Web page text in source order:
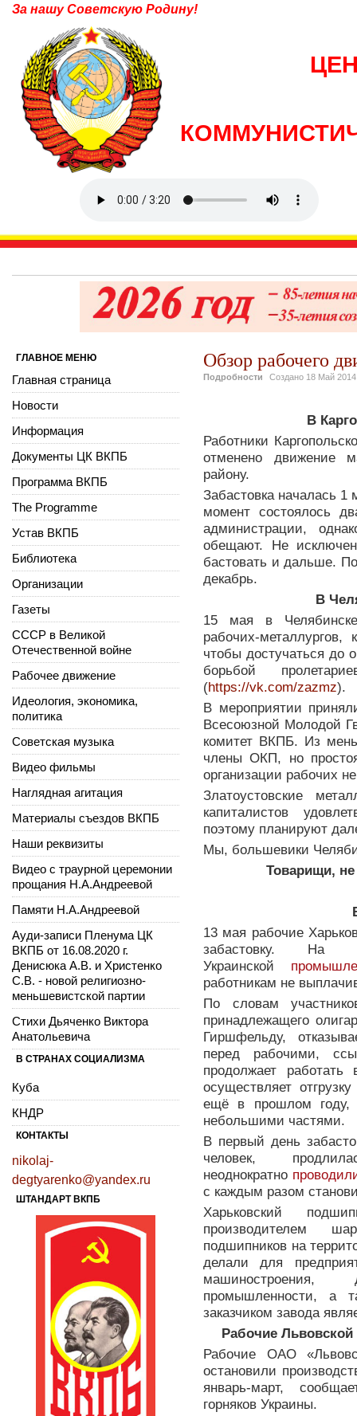
За нашу Советскую Родину!
Обзор рабочего
Подробности Создано 18 Май 2014
В
Работники
отменено движение
району.
Забастовка началась
момент состоялось
администрации,
обещают. Не
бастовать и дальше.
декабрь.
В
15 мая в Челябинске
рабочих-
чтобы достучаться до
борьбой
(https://vk.com/zazmz).
В мероприятии
Всесоюзной Молодой
комитет ВКПБ. Из
члены ОКП, но
организации рабочих
Златоустовские
капиталистов
поэтому планируют
Мы, большевики
Товарищи, не
13 мая рабочие
забастовку. На
Украинской
работникам не
По словам
принадлежащего
Гиршфельду,
перед рабочими,
продолжает
осуществляет
ещё в прошлом году,
небольшими частями.
В первый день
человек,
неоднократно
с каждым разом
Харьковский
производителем
подшипников на
делали для
машиностроения,
промышленности, а
заказчиком завода
Рабочие
Рабочие ОАО
остановили
январь-март,
горняков Украины.
ГЛАВНОЕ МЕНЮ
Главная страница
Новости
Информация
Документы ЦК ВКПБ
Программа ВКПБ
The Programme
Устав ВКПБ
Библиотека
Организации
Газеты
СССР в Великой
Отечественной войне
Рабочее движение
Идеология, экономика,
политика
Советская музыка
Видео фильмы
Наглядная агитация
Материалы съездов ВКПБ
Наши реквизиты
Видео с траурной церемонии
прощания Н.А.Андреевой
Памяти Н.А.Андреевой
Ауди-записи Пленума ЦК
ВКПБ от 16.08.2020 г.
Денисюка А.В. и Христенко
С.В. - новой религиозно-
меньшевистской партии
Стихи Дьяченко Виктора
Анатольевича
В СТРАНАХ СОЦИАЛИЗМА
Куба
КНДР
КОНТАКТЫ
nikolaj-
degtyarenko@yandex.ru
ШТАНДАРТ ВКПБ